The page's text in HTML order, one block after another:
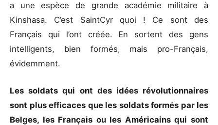
a une espèce de grande académie militaire à
Kinshasa. C’est SaintCyr quoi ! Ce sont des
Français qui l’ont créée. En sortent des gens
intelligents, bien formés, mais pro-Français,
évidemment.
Les soldats qui ont des idées révolutionnaires
sont plus efficaces que les soldats formés par les
Belges, les Français ou les Américains qui sont